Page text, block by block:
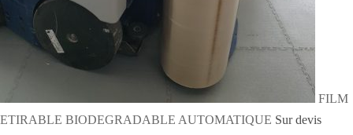
FILM
ETIRABLE BIODEGRADABLE AUTOMATIQUE Sur devis